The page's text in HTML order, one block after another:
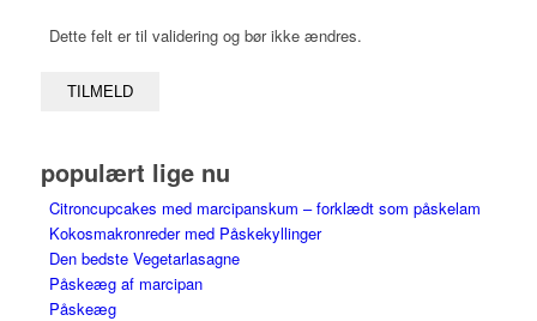
Dette felt er til validering og bør ikke ændres.
populært lige nu
Citroncupcakes med marcipanskum – forklædt som påskelam
Kokosmakronreder med Påskekyllinger
Den bedste Vegetarlasagne
Påskeæg af marcipan
Påskeæg